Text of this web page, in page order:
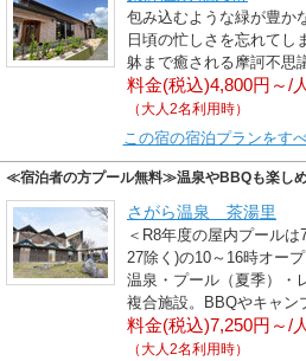
包み込むような緑が豊か
日頃の忙しさを忘れて
躰まで癒される摩訶不思
料金(税込)4,800円～/人
（大人2名利用時）
この宿の宿泊プランをす
≪宿泊者の方プール無料≫温泉やBBQも楽し
さがら温泉 茶湯里
＜R8年度の屋内プールは
27除く)の10～16時オー
温泉・プール（夏季）・
複合施設。BBQやキャン
料金(税込)7,250円～/人
（大人2名利用時）